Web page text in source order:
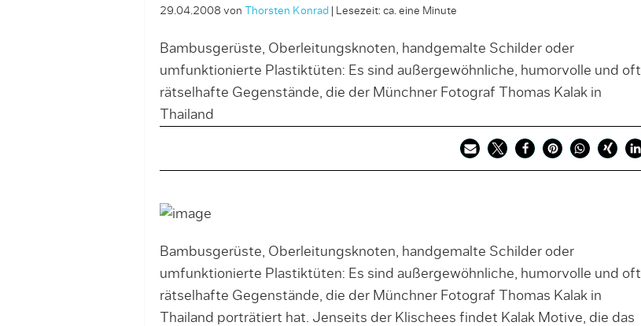
29.04.2008 von Thorsten Konrad Lesezeit: ca. eine Minute
Bambusgerüste, Oberleitungsknoten, handgemalte Schilder oder
umfunktionierte Plastiktüten: Es sind außergewöhnliche, humorvolle und oft
rätselhafte Gegenstände, die der Münchner Fotograf Thomas Kalak in
Thailand
Bambusgerüste, Oberleitungsknoten, handgemalte Schilder oder
umfunktionierte Plastiktüten: Es sind außergewöhnliche, humorvolle und oft
rätselhafte Gegenstände, die der Münchner Fotograf Thomas Kalak in
Thailand porträtiert hat. Jenseits der Klischees findet Kalak Motive, die das